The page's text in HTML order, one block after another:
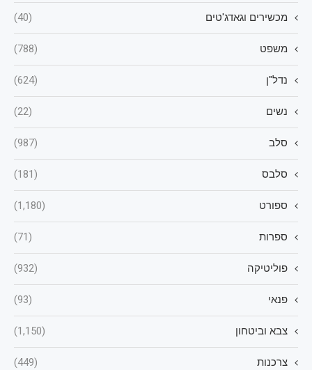
מכשירים וגאדג'טים (40)
משפט (788)
נדל"ן (624)
נשים (22)
סלב (987)
סלבס (181)
ספורט (1,180)
ספרות (71)
פוליטיקה (932)
פנאי (93)
צבא וביטחון (1,150)
צרכנות (449)